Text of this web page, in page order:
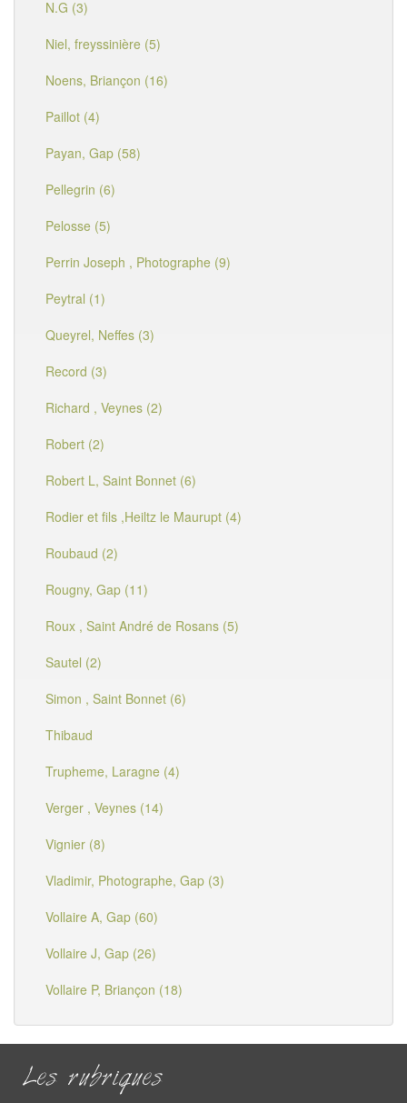
N.G (3)
Niel, freyssinière (5)
Noens, Briançon (16)
Paillot (4)
Payan, Gap (58)
Pellegrin (6)
Pelosse (5)
Perrin Joseph , Photographe (9)
Peytral (1)
Queyrel, Neffes (3)
Record (3)
Richard , Veynes (2)
Robert (2)
Robert L, Saint Bonnet (6)
Rodier et fils ,Heiltz le Maurupt (4)
Roubaud (2)
Rougny, Gap (11)
Roux , Saint André de Rosans (5)
Sautel (2)
Simon , Saint Bonnet (6)
Thibaud
Trupheme, Laragne (4)
Verger , Veynes (14)
Vignier (8)
Vladimir, Photographe, Gap (3)
Vollaire A, Gap (60)
Vollaire J, Gap (26)
Vollaire P, Briançon (18)
Les rubriques